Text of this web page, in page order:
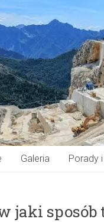
Galeria Porady
jaki sposób